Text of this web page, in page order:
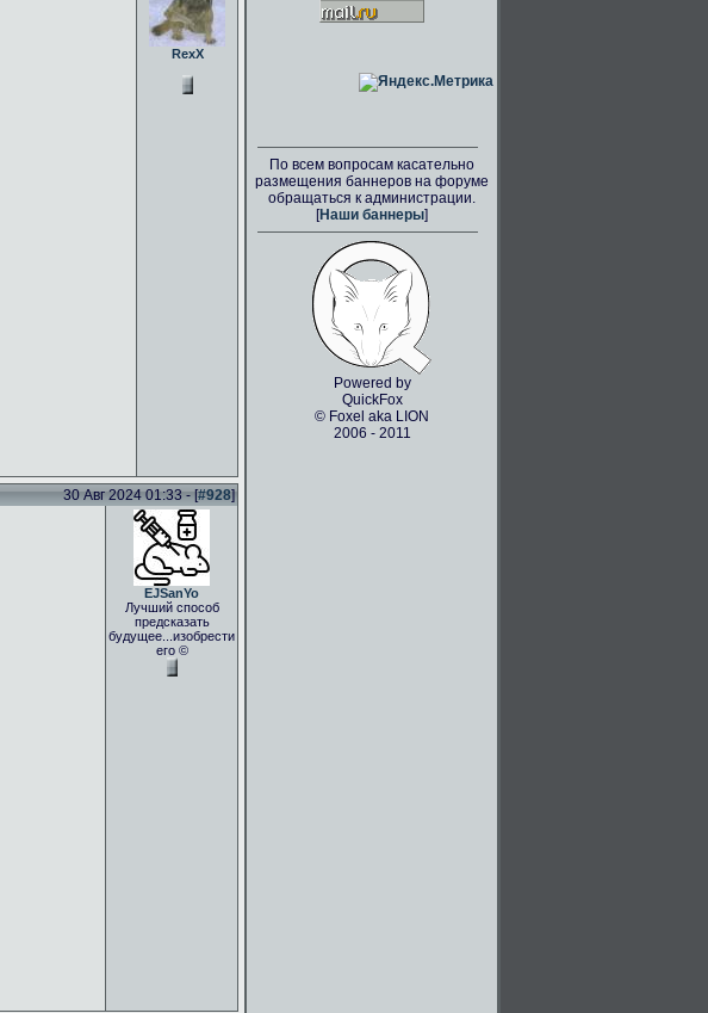
RexX
30 Авг 2024 01:33 - [#928]
EJSanYo
Лучший способ
предсказать
будущее...изобрести
его ©
По всем вопросам касательно
размещения баннеров на форуме
обращаться к администрации.
[Наши баннеры]
Powered by
QuickFox
© Foxel aka LION
2006 - 2011